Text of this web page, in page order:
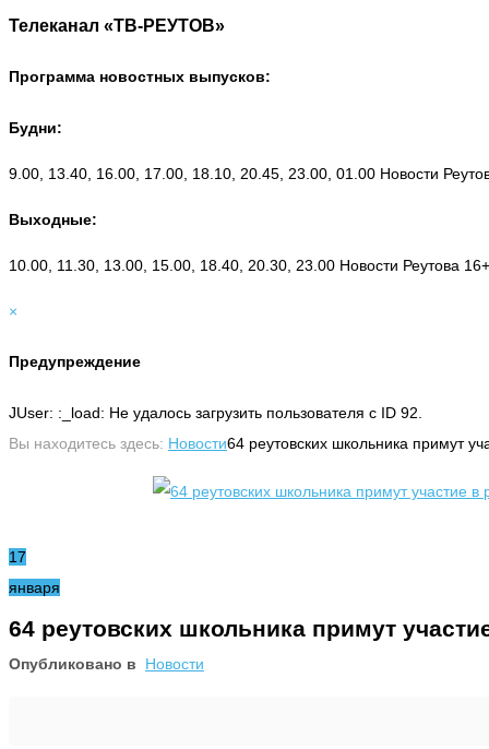
Телеканал «ТВ-РЕУТОВ»
Программа новостных выпусков:
Будни:
9.00, 13.40, 16.00, 17.00, 18.10, 20.45, 23.00, 01.00 Новости
Выходные:
10.00, 11.30, 13.00, 15.00, 18.40, 20.30, 23.00 Новости Реутова
×
Предупреждение
JUser: :_load: Не удалось загрузить пользователя с ID 92.
Вы находитесь здесь: Новости64 реутовских школьника примут
17
января
64 реутовских школьника примут
Опубликовано в Новости